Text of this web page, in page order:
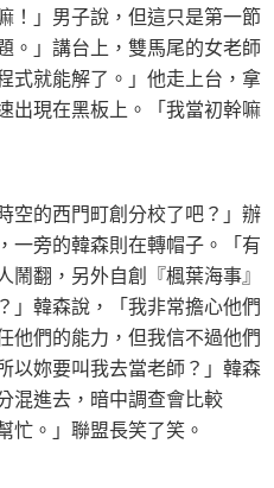
！」男子說，但這只是第一節
」講台上，雙馬尾的女老師
式就能解了。」他走上台，拿
出現在黑板上。「我當初幹嘛
的西門町創分校了吧？」辦
一旁的韓森則在轉帽子。「有
翻，另外自創『楓葉海事』
」韓森說，「我非常擔心他們
他們的能力，但我信不過他們
以妳要叫我去當老師？」韓森
混進去，暗中調查會比較
忙。」聯盟長笑了笑。